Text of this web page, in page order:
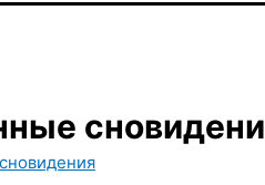
сновидения